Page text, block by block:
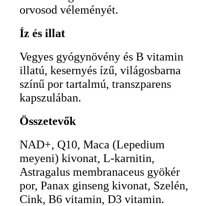
orvosod véleményét.
Íz és illat
Vegyes gyógynövény és B vitamin
illatú, kesernyés ízű, világosbarna
színű por tartalmú, transzparens
kapszulában.
Összetevők
NAD+, Q10, Maca (Lepedium
meyeni) kivonat, L-karnitin,
Astragalus membranaceus gyökér
por, Panax ginseng kivonat, Szelén,
Cink, B6 vitamin, D3 vitamin.